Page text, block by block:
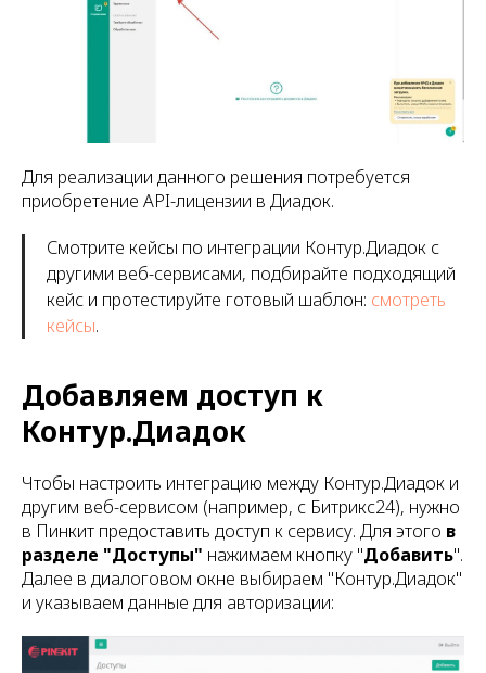
Для реализации данного решения потребуется
приобретение API-лицензии в Диадок.
Смотрите кейсы по интеграции Контур.Диадок с
другими веб-сервисами, подбирайте подходящий
кейс и протестируйте готовый шаблон: смотреть
кейсы.
Добавляем доступ к
Контур.Диадок
Чтобы настроить интеграцию между Контур.Диадок и
другим веб-сервисом (например, с Битрикс24), нужно
в Пинкит предоставить доступ к сервису. Для этого в
разделе "Доступы" нажимаем кнопку "Добавить".
Далее в диалоговом окне выбираем "Контур.Диадок"
и указываем данные для авторизации: